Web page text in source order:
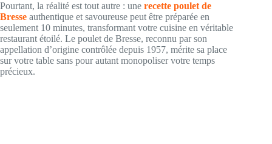
Pourtant, la réalité est tout autre : une recette poulet de
Bresse authentique et savoureuse peut être préparée en
seulement 10 minutes, transformant votre cuisine en véritable
restaurant étoilé. Le poulet de Bresse, reconnu par son
appellation d’origine contrôlée depuis 1957, mérite sa place
sur votre table sans pour autant monopoliser votre temps
précieux.